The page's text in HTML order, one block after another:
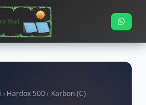
› Hardox 500› Karbon (C)